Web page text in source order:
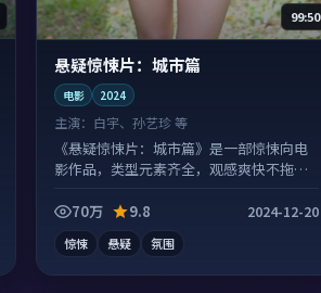
99:50
悬疑惊悚片：城市篇
电影 2024
主演： 白宇、孙艺珍 等
《悬疑惊悚片：城市篇》是一部惊悚向电
影作品，类型元素齐全，观感爽快不拖
70万
9.8 2024-12-20
惊悚 悬疑 氛围